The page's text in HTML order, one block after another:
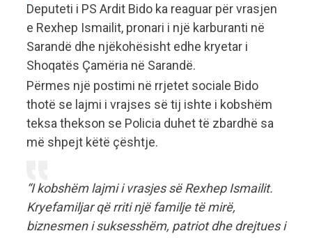
Deputeti i PS Ardit Bido ka reaguar për vrasjen
e Rexhep Ismailit, pronari i një karburanti në
Sarandë dhe njëkohësisht edhe kryetar i
Shoqatës Çamëria në Sarandë.
Përmes një postimi në rrjetet sociale Bido
thotë se lajmi i vrajses së tij ishte i kobshëm
teksa thekson se Policia duhet të zbardhë sa
më shpejt këtë çështje.
“I kobshëm lajmi i vrasjes së Rexhep Ismailit.
Kryefamiljar që rriti një familje të mirë,
biznesmen i suksesshëm, patriot dhe drejtues i